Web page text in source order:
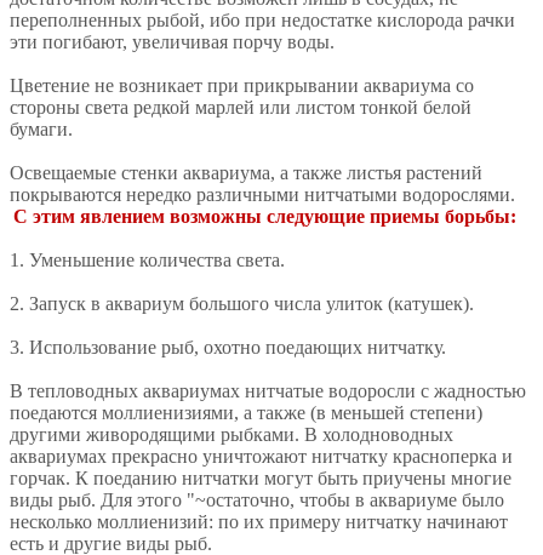
переполненных рыбой, ибо при недостатке кислорода рачки
эти погибают, увеличивая порчу воды.
Цветение не возникает при прикрывании аквариума со
стороны света редкой марлей или листом тонкой белой
бумаги.
Освещаемые стенки аквариума, а также листья растений
покрываются нередко различными нитчатыми водорослями.
С этим явлением возможны следующие приемы борьбы:
1. Уменьшение количества света.
2. Запуск в аквариум большого числа улиток (катушек).
3. Использование рыб, охотно поедающих нитчатку.
В тепловодных аквариумах нитчатые водоросли с жадностью
поедаются моллиенизиями, а также (в меньшей степени)
другими живородящими рыбками. В холодноводных
аквариумах прекрасно уничтожают нитчатку красноперка и
горчак. К поеданию нитчатки могут быть приучены многие
виды рыб. Для этого "~остаточно, чтобы в аквариуме было
несколько моллиенизий: по их примеру нитчатку начинают
есть и другие виды рыб.